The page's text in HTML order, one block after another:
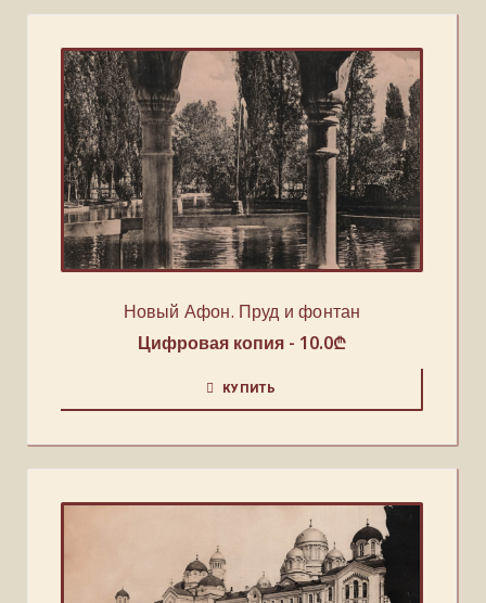
Новый Афон. Пруд и фонтан
Цифровая копия - 10.0₾
КУПИТЬ